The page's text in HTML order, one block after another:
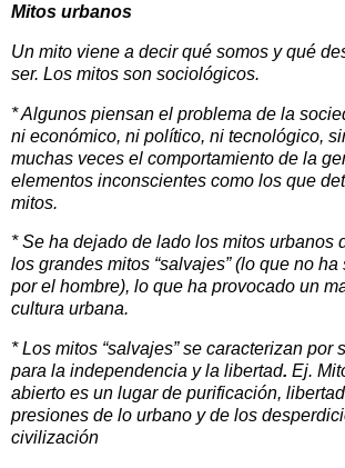
Mitos urbanos
Un mito viene a decir qué somos y qué
ser. Los mitos son sociológicos.
* Algunos piensan el problema de la
ni económico, ni político, ni tecnológico,
muchas veces el comportamiento de la
elementos inconscientes como los que
mitos.
* Se ha dejado de lado los mitos urbanos
los grandes mitos “salvajes” (lo que no
por el hombre), lo que ha provocado un
cultura urbana.
* Los mitos “salvajes” se caracterizan por
para la independencia y la libertad. Ej.
abierto es un lugar de purificación,
presiones de lo urbano y de los
civilización